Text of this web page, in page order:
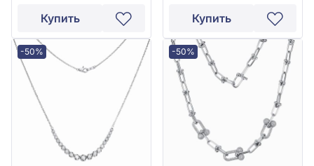
Купить Купить
-50% -50%